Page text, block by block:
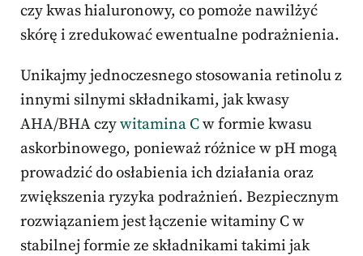
czy kwas hialuronowy, co pomoże nawilżyć
skórę i zredukować ewentualne podrażnienia.
Unikajmy jednoczesnego stosowania retinolu z
innymi silnymi składnikami, jak kwasy
AHA/BHA czywitamina Cw formie kwasu
askorbinowego, ponieważ różnice w pH mogą
prowadzić do osłabienia ich działania oraz
zwiększenia ryzyka podrażnień. Bezpiecznym
rozwiązaniem jest łączenie witaminy C w
stabilnej formie ze składnikami takimi jak